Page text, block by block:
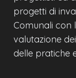
progetti di
Comunali con
valutazione
delle pratiche